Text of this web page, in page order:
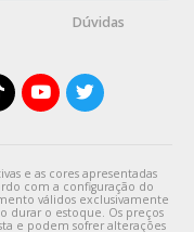
Dúvidas
e as cores apresentadas
com a configuração do
válidos exclusivamente
durar o estoque. Os preços
e podem sofrer alterações